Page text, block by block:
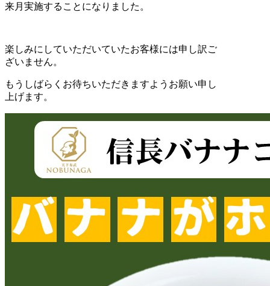
来月実施することになりました。
楽しみにしていただいていたお客様には申し訳ご
ざいません。
もうしばらくお待ちいただきますようお願い申し
上げます。